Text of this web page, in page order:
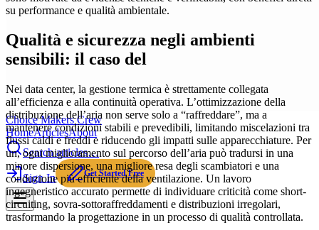
Choice Makers Crew
HomeArticlesAbout
Search articles…
Sign In Get Started Free
su performance e qualità ambientale.
Qualità e sicurezza negli ambienti
sensibili: il caso del
Nei data center, la gestione termica è strettamente collegata
all’efficienza e alla continuità operativa. L’ottimizzazione della
distribuzione dell’aria non serve solo a “raffreddare”, ma a
mantenere condizioni stabili e prevedibili, limitando miscelazioni tra
flussi caldi e freddi e riducendo gli impatti sulle apparecchiature. Per
un, ogni miglioramento sul percorso dell’aria può tradursi in una
minore dispersione, una migliore resa degli scambiatori e una
conduzione più efficiente della ventilazione. Un lavoro
ingegneristico accurato permette di individuare criticità come short-
circuiting, sovra-sottoraffreddamenti e distribuzioni irregolari,
trasformando la progettazione in un processo di qualità controllata.